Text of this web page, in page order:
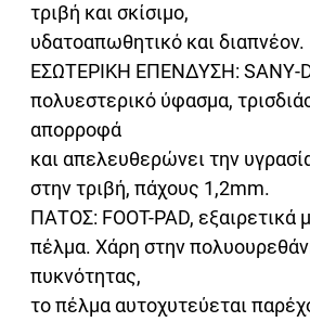
τριβή και σκίσιμο,
υδατοαπωθητικό και διαπνέον.
ΕΣΩΤΕΡΙΚΗ ΕΠΕΝΔΥΣΗ: SANY-
πολυεστερικό ύφασμα,
απορροφά
και απελευθερώνει την
στην τριβή, πάχους 1,2mm.
ΠΑΤΟΣ: FOOT-PAD, εξαιρετικά
πέλμα. Χάρη στην
πυκνότητας,
το πέλμα αυτοχυτεύεται